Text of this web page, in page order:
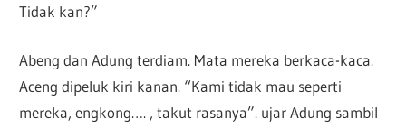
Tidak kan?”
Abeng dan Adung terdiam. Mata mereka berkaca-kaca.
Aceng dipeluk kiri kanan. “Kami tidak mau seperti
mereka, engkong…. , takut rasanya”. ujar Adung sambil